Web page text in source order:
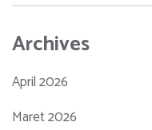
Archives
April 2026
Maret 2026